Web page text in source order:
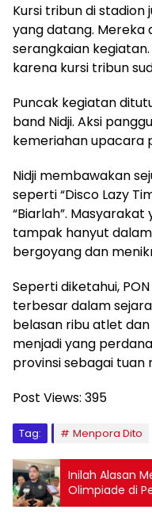
Kursi tribun di stadion
yang datang. Mereka
serangkaian
karena kursi tribun
Puncak kegiatan
band Nidji. Aksi
kemeriahan upacara
Nidji membawakan
seperti “Disco Lazy
“Biarlah”.
tampak hanyut
bergoyang dan
Seperti diketahui,
terbesar dalam
belasan ribu atlet dan
menjadi yang
provinsi sebagai tuan
Post Views: 395
Tag: Menpora Dito
Inilah Alasan
Olimpiade di